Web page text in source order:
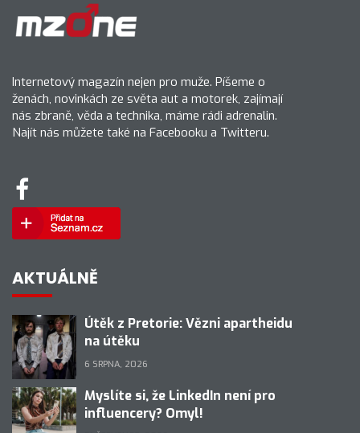
Internetový magazín nejen pro muže. Píšeme o
ženách, novinkách ze světa aut a motorek, zajímají
nás zbraně, věda a technika, máme rádi adrenalin.
Najít nás můžete také na Facebooku a Twitteru.
AKTUÁLNĚ
Útěk z Pretorie: Vězni apartheidu
na útěku
6 SRPNA, 2026
Myslíte si, že LinkedIn není pro
influencery? Omyl!